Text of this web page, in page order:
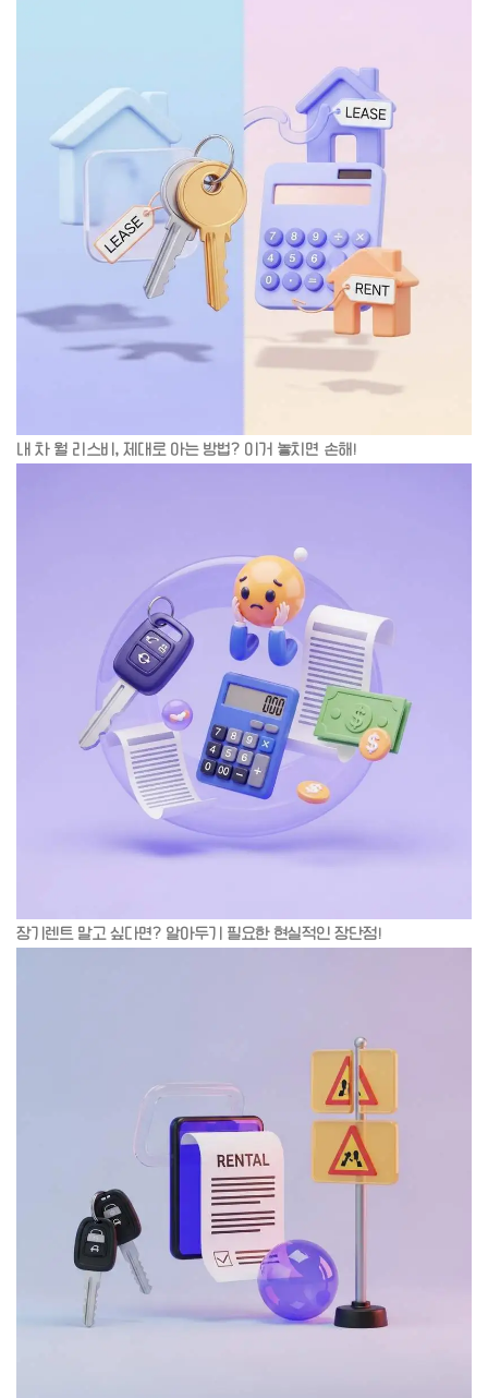
내 차 월 리스비, 제대로 아는 방법? 이거 놓치면 손해!
장기렌트 말고 싶다면? 알아두기 필요한 현실적인 장단점!